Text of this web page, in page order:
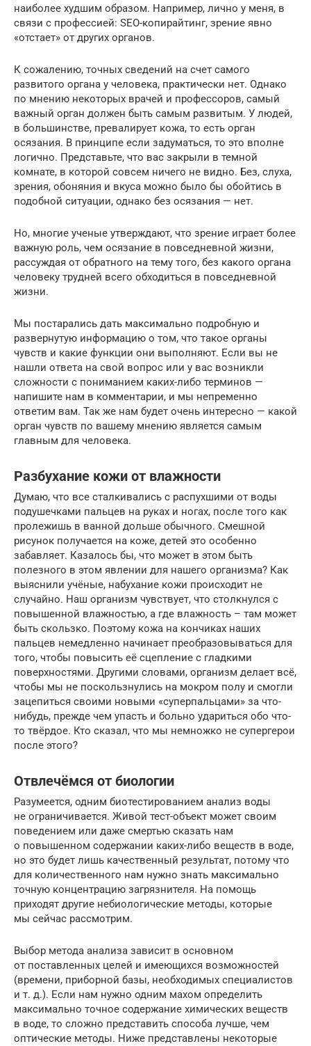
наиболее худшим образом. Например, лично у меня, в
связи с профессией: SEO-копирайтинг, зрение явно
«отстает» от других органов.
К сожалению, точных сведений на счет самого
развитого органа у человека, практически нет. Однако
по мнению некоторых врачей и профессоров, самый
важный орган должен быть самым развитым. У людей,
в большинстве, превалирует кожа, то есть орган
осязания. В принципе если задуматься, то это вполне
логично. Представьте, что вас закрыли в темной
комнате, в которой совсем ничего не видно. Без, слуха,
зрения, обоняния и вкуса можно было бы обойтись в
подобной ситуации, однако без осязания — нет.
Но, многие ученые утверждают, что зрение играет более
важную роль, чем осязание в повседневной жизни,
рассуждая от обратного на тему того, без какого органа
человеку трудней всего обходиться в повседневной
жизни.
Мы постарались дать максимально подробную и
развернутую информацию о том, что такое органы
чувств и какие функции они выполняют. Если вы не
нашли ответа на свой вопрос или у вас возникли
сложности с пониманием каких-либо терминов —
напишите нам в комментарии, и мы непременно
ответим вам. Так же нам будет очень интересно — какой
орган чувств по вашему мнению является самым
главным для человека.
Разбухание кожи от влажности
Думаю, что все сталкивались с распухшими от воды
подушечками пальцев на руках и ногах, после того как
пролежишь в ванной дольше обычного. Смешной
рисунок получается на коже, детей это особенно
забавляет. Казалось бы, что может в этом быть
полезного в этом явлении для нашего организма? Как
выяснили учёные, набухание кожи происходит не
случайно. Наш организм чувствует, что столкнулся с
повышенной влажностью, а где влажность – там может
быть скользко. Поэтому кожа на кончиках наших
пальцев немедленно начинает преобразовываться для
того, чтобы повысить её сцепление с гладкими
поверхностями. Другими словами, организм делает всё,
чтобы мы не поскользнулись на мокром полу и смогли
зацепиться своими новыми «суперпальцами» за что-
нибудь, прежде чем упасть и больно удариться обо что-
то твёрдое. Кто сказал, что мы немножко не супергерои
после этого?
Отвлечёмся от биологии
Разумеется, одним биотестированием анализ воды
не ограничивается. Живой тест-объект может своим
поведением или даже смертью сказать нам
о повышенном содержании каких-либо веществ в воде,
но это будет лишь качественный результат, потому что
для количественного нам нужно знать максимально
точную концентрацию загрязнителя. На помощь
приходят другие небиологические методы, которые
мы сейчас рассмотрим.
Выбор метода анализа зависит в основном
от поставленных целей и имеющихся возможностей
(времени, приборной базы, необходимых специалистов
и т. д.). Если нам нужно одним махом определить
максимально точное содержание химических веществ
в воде, то сложно представить способа лучше, чем
оптические методы. Ниже представлены некоторые